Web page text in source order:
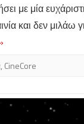
με μία
και δεν μιλάω
, CineCore